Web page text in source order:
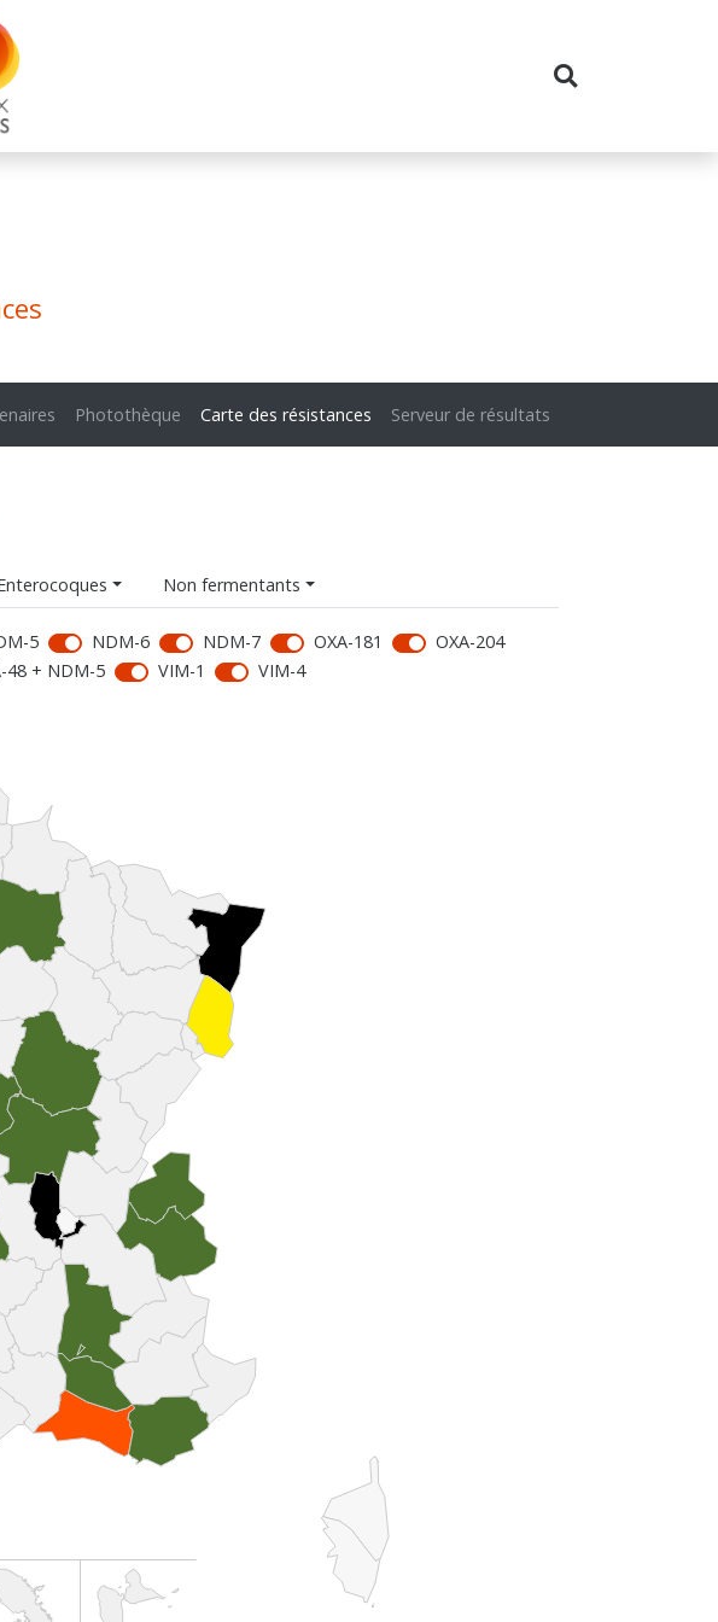
Photothèque Carte des résistances Serveur de résultats
Non fermentants
5 NDM-6 NDM-7 OXA-181
OXA-204
48 + NDM-5 VIM-1 VIM-4